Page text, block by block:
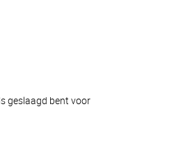
geslaagd bent voor